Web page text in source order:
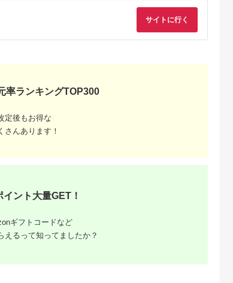
500ｇ（500ｇ×1袋）
さんマルマツの大人気
商品！！
出典：楽天ふるさと納
質がしっかり！ 伊達
とり肉 だてどり ブラ
出典：楽天ふるさと
茨城県 つくばみらい
先揚げ 18本セット
サイトに行く
率ランキングTOP300
定後もお得な
さんあります！
ント大量GET！
ギフトコードなど
えるって知ってましたか？